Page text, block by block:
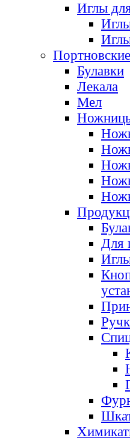
Иглы
Булавки
Лекала
Мел
Для